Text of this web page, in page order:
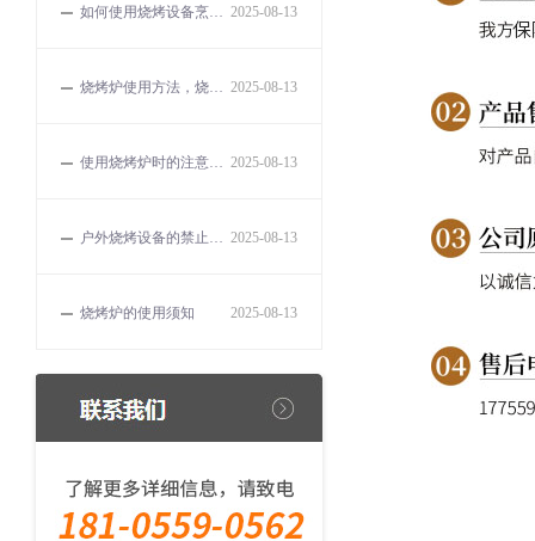
2025-08-13
如何使用烧烤设备烹饪出美味的食物？
2025-08-13
烧烤炉使用方法，烧烤的误区和解决方法有哪些？
2025-08-13
使用烧烤炉时的注意事项有哪些？
2025-08-13
户外烧烤设备的禁止事项
2025-08-13
烧烤炉的使用须知